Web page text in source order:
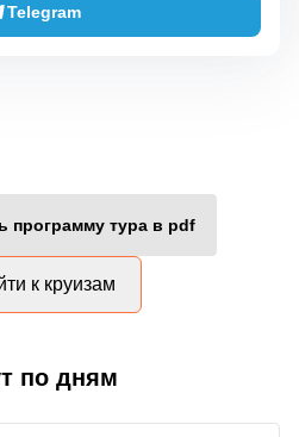
Telegram
программу тура в pdf
к круизам
по дням